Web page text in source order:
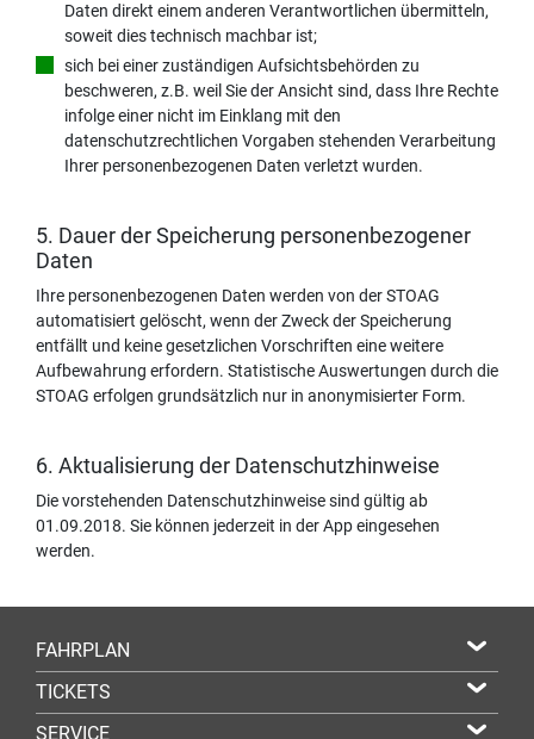
Daten direkt einem anderen Verantwortlichen übermitteln,
soweit dies technisch machbar ist;
sich bei einer zuständigen Aufsichtsbehörden zu
beschweren, z.B. weil Sie der Ansicht sind, dass Ihre Rechte
infolge einer nicht im Einklang mit den
datenschutzrechtlichen Vorgaben stehenden Verarbeitung
Ihrer personenbezogenen Daten verletzt wurden.
5. Dauer der Speicherung personenbezogener
Daten
Ihre personenbezogenen Daten werden von der STOAG
automatisiert gelöscht, wenn der Zweck der Speicherung
entfällt und keine gesetzlichen Vorschriften eine weitere
Aufbewahrung erfordern. Statistische Auswertungen durch die
STOAG erfolgen grundsätzlich nur in anonymisierter Form.
6. Aktualisierung der Datenschutzhinweise
Die vorstehenden Datenschutzhinweise sind gültig ab
01.09.2018. Sie können jederzeit in der App eingesehen
werden.
FAHRPLAN
TICKETS
SERVICE